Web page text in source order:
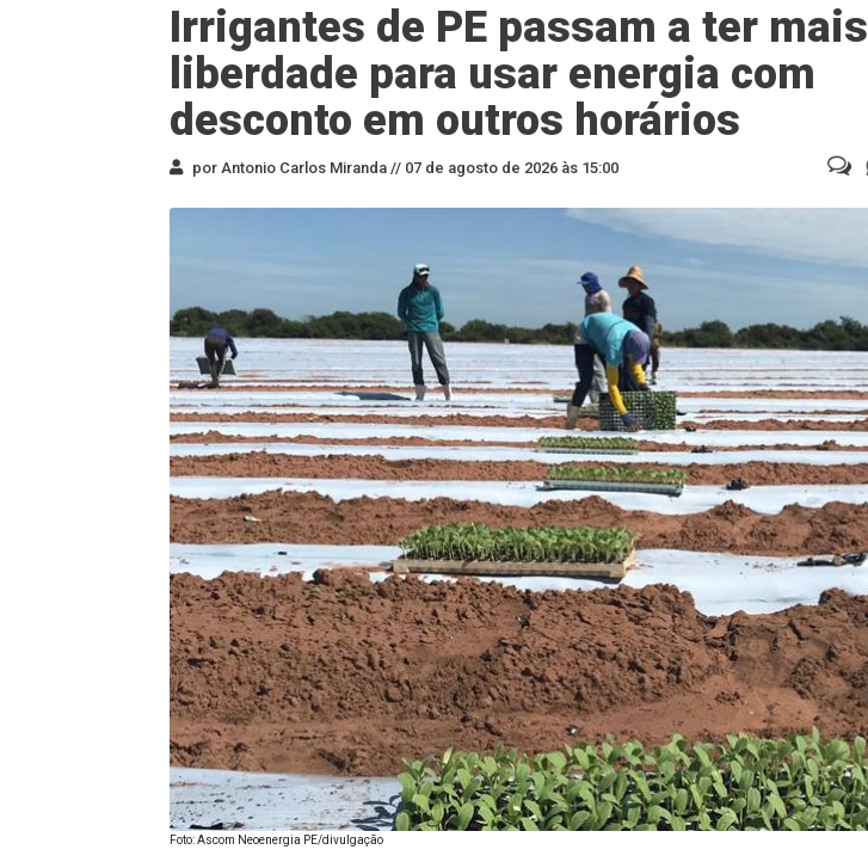
Irrigantes de PE passam a ter mais
liberdade para usar energia com
desconto em outros horários
por Antonio Carlos Miranda // 07 de agosto de 2026 às 15:00
Foto: Ascom Neoenergia PE/divulgação